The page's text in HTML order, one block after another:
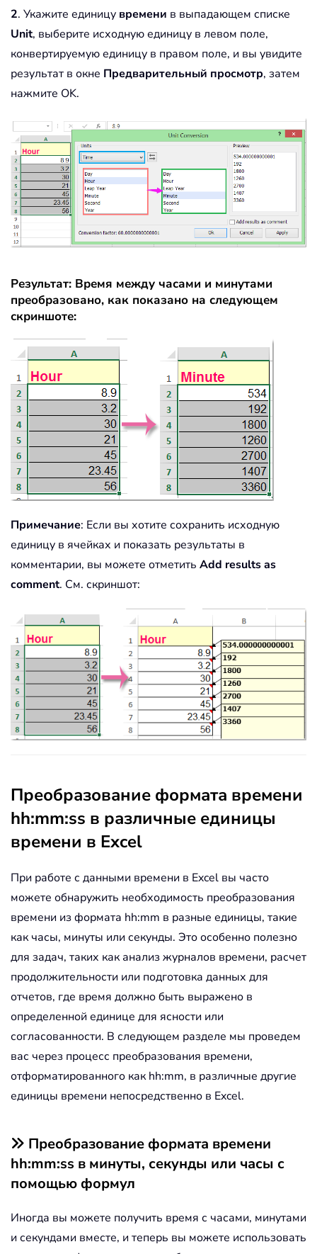
2. Укажите единицу времени в выпадающем списке
Unit, выберите исходную единицу в левом поле,
конвертируемую единицу в правом поле, и вы увидите
результат в окне Предварительный просмотр, затем
нажмите OK.
Результат: Время между часами и минутами
преобразовано, как показано на следующем
скриншоте:
Примечание: Если вы хотите сохранить исходную
единицу в ячейках и показать результаты в
комментарии, вы можете отметить Add results as
comment. См. скриншот:
Преобразование формата времени
hh:mm:ss в различные единицы
времени в Excel
При работе с данными времени в Excel вы часто
можете обнаружить необходимость преобразования
времени из формата hh:mm в разные единицы, такие
как часы, минуты или секунды. Это особенно полезно
для задач, таких как анализ журналов времени, расчет
продолжительности или подготовка данных для
отчетов, где время должно быть выражено в
определенной единице для ясности или
согласованности. В следующем разделе мы проведем
вас через процесс преобразования времени,
отформатированного как hh:mm, в различные другие
единицы времени непосредственно в Excel.
Преобразование формата времени
hh:mm:ss в минуты, секунды или часы с
помощью формул
Иногда вы можете получить время с часами, минутами
и секундами вместе, и теперь вы можете использовать